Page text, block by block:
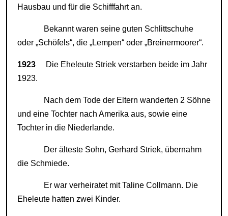
Hausbau und für die Schifffahrt an.
Bekannt waren seine guten Schlittschuhe
oder „Schöfels“, die „Lempen“ oder „Breinermoorer“.
1923 Die Eheleute Striek verstarben beide im Jahr
1923.
Nach dem Tode der Eltern wanderten 2 Söhne
und eine Tochter nach Amerika aus, sowie eine
Tochter in die Niederlande.
Der älteste Sohn, Gerhard Striek, übernahm
die Schmiede.
Er war verheiratet mit Taline Collmann. Die
Eheleute hatten zwei Kinder.